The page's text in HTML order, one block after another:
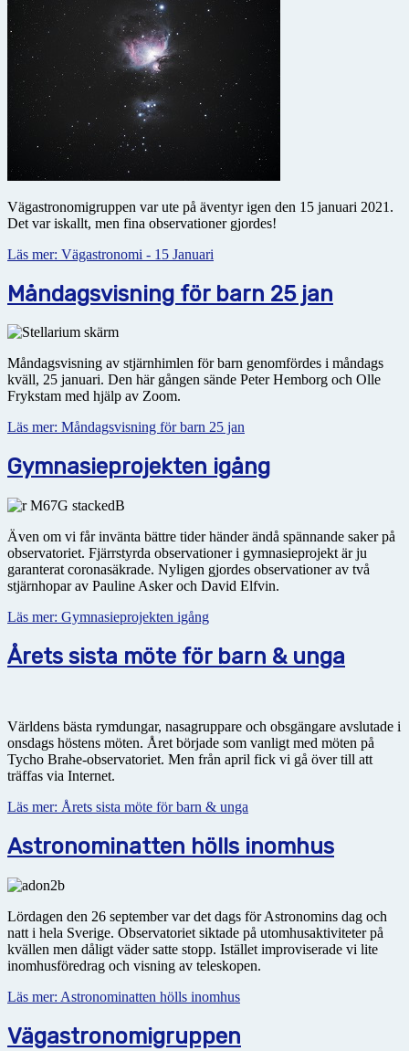
Vägastronomigruppen var ute på äventyr igen den 15 januari 2021.
Det var iskallt, men fina observationer gjordes!
Läs mer: Vägastronomi - 15 Januari
Måndagsvisning för barn 25 jan
Måndagsvisning av stjärnhimlen för barn genomfördes i måndags
kväll, 25 januari. Den här gången sände Peter Hemborg och Olle
Frykstam med hjälp av Zoom.
Läs mer: Måndagsvisning för barn 25 jan
Gymnasieprojekten igång
Även om vi får invänta bättre tider händer ändå spännande saker på
observatoriet. Fjärrstyrda observationer i gymnasieprojekt är ju
garanterat coronasäkrade. Nyligen gjordes observationer av två
stjärnhopar av Pauline Asker och David Elfvin.
Läs mer: Gymnasieprojekten igång
Årets sista möte för barn & unga
Världens bästa rymdungar, nasagruppare och obsgängare avslutade i
onsdags höstens möten. Året började som vanligt med möten på
Tycho Brahe-observatoriet. Men från april fick vi gå över till att
träffas via Internet.
Läs mer: Årets sista möte för barn & unga
Astronominatten hölls inomhus
Lördagen den 26 september var det dags för Astronomins dag och
natt i hela Sverige. Observatoriet siktade på utomhusaktiviteter på
kvällen men dåligt väder satte stopp. Istället improviserade vi lite
inomhusföredrag och visning av teleskopen.
Läs mer: Astronominatten hölls inomhus
Vägastronomigruppen